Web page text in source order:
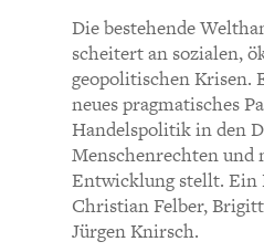
ÜBER
Unser kostenloser
neuesten
Die bestehende
scheitert an sozialen,
geopolitischen Krisen.
neues pragmatisches
Handelspolitik in den
Menschenrechten und
Entwicklung stellt. Ein
Christian Felber,
Jürgen Knirsch.
KOMMENTIEREN (VIA
Richtlinien
Der Gedankenschreiner
Meine Frage ist praktischer